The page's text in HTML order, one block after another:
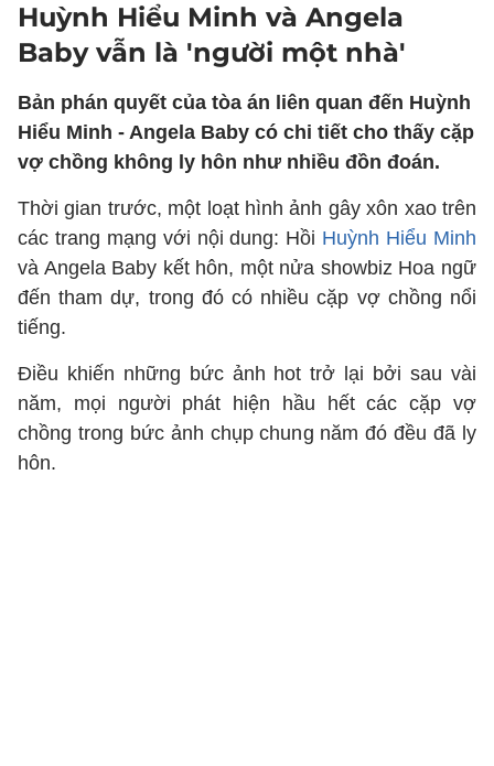
Huỳnh Hiểu Minh và Angela
Baby vẫn là 'người một nhà'
Bản phán quyết của tòa án liên quan đến Huỳnh
Hiểu Minh - Angela Baby có chi tiết cho thấy cặp
vợ chồng không ly hôn như nhiều đồn đoán.
Thời gian trước, một loạt hình ảnh gây xôn xao trên
các trang mạng với nội dung: Hồi Huỳnh Hiểu Minh
và Angela Baby kết hôn, một nửa showbiz Hoa ngữ
đến tham dự, trong đó có nhiều cặp vợ chồng nổi
tiếng.
Điều khiến những bức ảnh hot trở lại bởi sau vài
năm, mọi người phát hiện hầu hết các cặp vợ
chồng trong bức ảnh chụp chung năm đó đều đã ly
hôn.